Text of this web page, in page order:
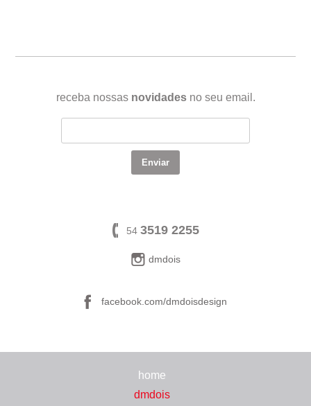
receba nossas novidadesno seu email.
54 3519 2255
facebook.com/dmdoisdesign
dmdois
home
dmdois